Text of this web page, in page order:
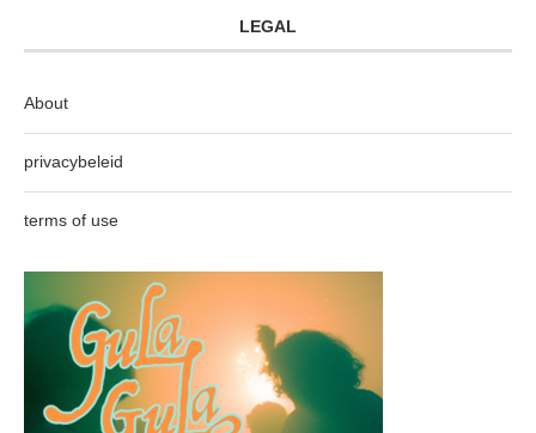
LEGAL
About
privacybeleid
terms of use